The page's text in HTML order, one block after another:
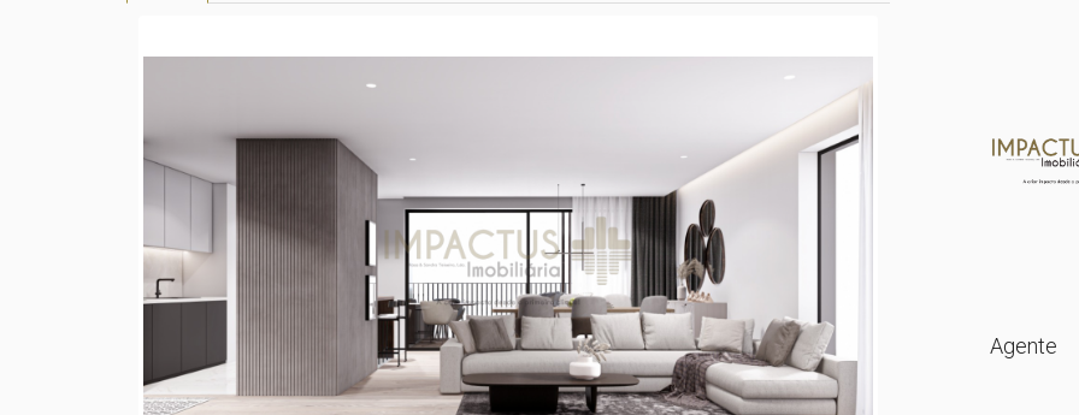
Agente